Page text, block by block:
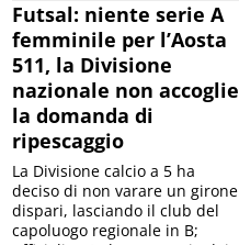
Futsal: niente serie A
femminile per l’Aosta
511, la Divisione
nazionale non accoglie
la domanda di
ripescaggio
La Divisione calcio a 5 ha
deciso di non varare un girone
dispari, lasciando il club del
capoluogo regionale in B;